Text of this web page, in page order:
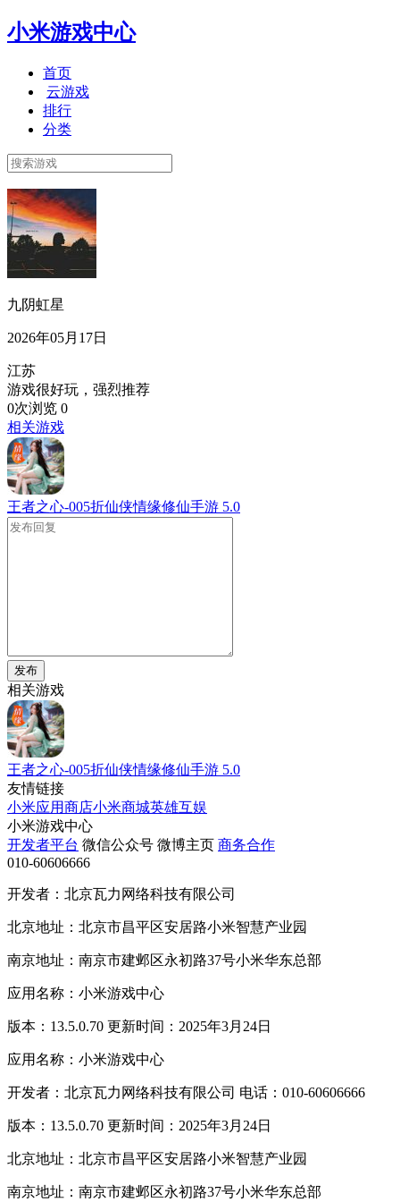
小米游戏中心
首页
云游戏
排行
分类
九阴虹星
2026年05月17日
江苏
游戏很好玩，强烈推荐
0次浏览 0
相关游戏
王者之心-005折仙侠情缘修仙手游 5.0
发布
相关游戏
王者之心-005折仙侠情缘修仙手游 5.0
友情链接
小米应用商店小米商城英雄互娱
小米游戏中心
开发者平台 微信公众号 微博主页 商务合作
010-60606666
开发者：北京瓦力网络科技有限公司
北京地址：北京市昌平区安居路小米智慧产业园
南京地址：南京市建邺区永初路37号小米华东总部
应用名称：小米游戏中心
版本：13.5.0.70 更新时间：2025年3月24日
应用名称：小米游戏中心
开发者：北京瓦力网络科技有限公司 电话：010-60606666
版本：13.5.0.70 更新时间：2025年3月24日
北京地址：北京市昌平区安居路小米智慧产业园
南京地址：南京市建邺区永初路37号小米华东总部